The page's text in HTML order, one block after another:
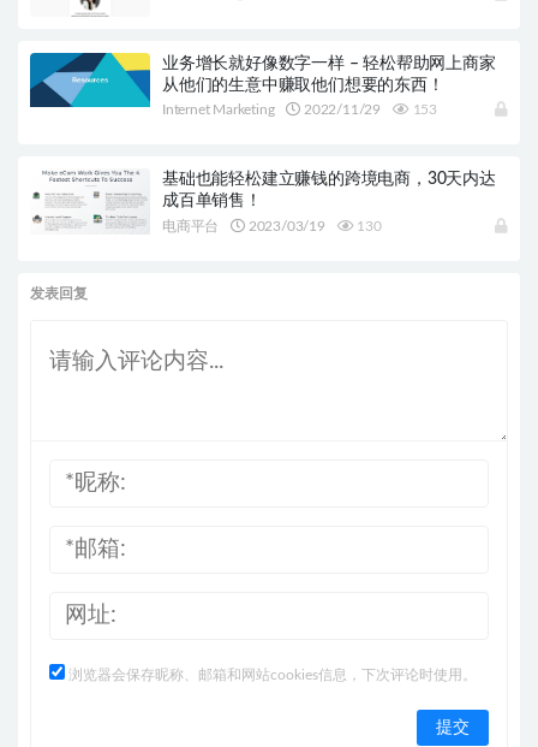
业务增长就好像数字一样 – 轻松帮助网上商家
从他们的生意中赚取他们想要的东西！
Internet Marketing 2022/11/29 153
基础也能轻松建立赚钱的跨境电商，30天内达
成百单销售！
电商平台 2023/03/19 130
发表回复
浏览器会保存昵称、邮箱和网站cookies信息，下次评论时使用。